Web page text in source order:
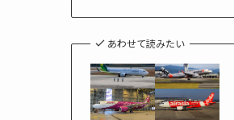
あわせて読みたい